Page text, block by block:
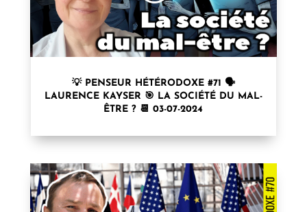
💡 PENSEUR HÉTÉRODOXE #71 🗣
LAURENCE KAYSER⁩ 🎯 LA SOCIÉTÉ DU MAL-
ÊTRE ? 📆 03-07-2024